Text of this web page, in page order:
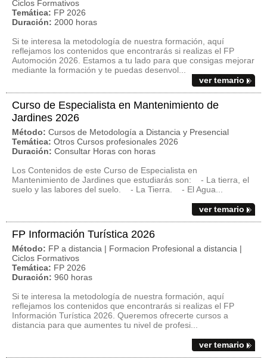
Ciclos Formativos
Temática: FP 2026
Duración: 2000 horas
Si te interesa la metodología de nuestra formación, aquí
reflejamos los contenidos que encontrarás si realizas el FP
Automoción 2026. Estamos a tu lado para que consigas mejorar
mediante la formación y te puedas desenvol...
ver temario
Curso de Especialista en Mantenimiento de
Jardines 2026
Método: Cursos de Metodología a Distancia y Presencial
Temática: Otros Cursos profesionales 2026
Duración: Consultar Horas con horas
Los Contenidos de este Curso de Especialista en
Mantenimiento de Jardines que estudiarás son: - La tierra, el
suelo y las labores del suelo. - La Tierra. - El Agua...
ver temario
FP Información Turística 2026
Método: FP a distancia | Formacion Profesional a distancia |
Ciclos Formativos
Temática: FP 2026
Duración: 960 horas
Si te interesa la metodología de nuestra formación, aquí
reflejamos los contenidos que encontrarás si realizas el FP
Información Turística 2026. Queremos ofrecerte cursos a
distancia para que aumentes tu nivel de profesi...
ver temario